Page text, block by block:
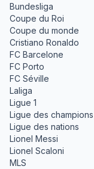
Bundesliga
Coupe du Roi
Coupe du monde
Cristiano Ronaldo
FC Barcelone
FC Porto
FC Séville
Laliga
Ligue 1
Ligue des champions
Ligue des nations
Lionel Messi
Lionel Scaloni
MLS